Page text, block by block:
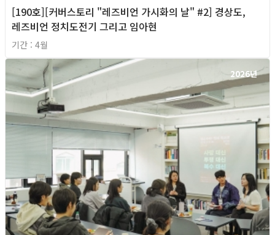
[190호][커버스토리 "레즈비언 가시화의 날" #2] 경상도,
레즈비언 정치도전기 그리고 임아현
기간 : 4월
2026년